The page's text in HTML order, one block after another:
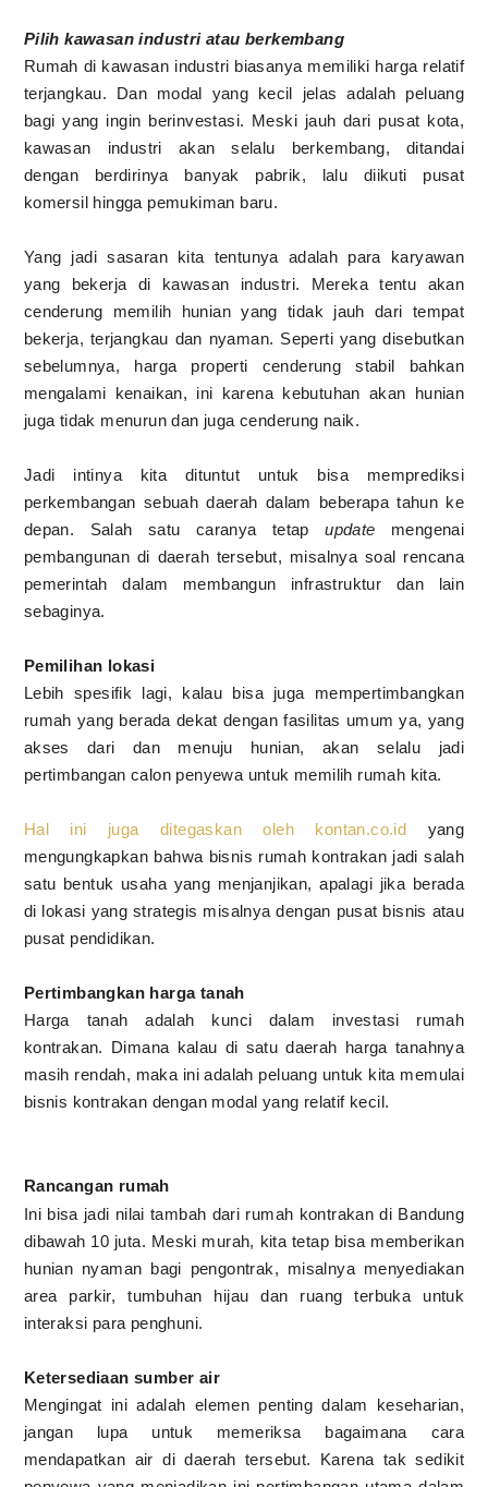
Pilih kawasan industri atau berkembang
Rumah di kawasan industri biasanya memiliki harga relatif
terjangkau. Dan modal yang kecil jelas adalah peluang
bagi yang ingin berinvestasi. Meski jauh dari pusat kota,
kawasan industri akan selalu berkembang, ditandai
dengan berdirinya banyak pabrik, lalu diikuti pusat
komersil hingga pemukiman baru.
Yang jadi sasaran kita tentunya adalah para karyawan
yang bekerja di kawasan industri. Mereka tentu akan
cenderung memilih hunian yang tidak jauh dari tempat
bekerja, terjangkau dan nyaman. Seperti yang disebutkan
sebelumnya, harga properti cenderung stabil bahkan
mengalami kenaikan, ini karena kebutuhan akan hunian
juga tidak menurun dan juga cenderung naik.
Jadi intinya kita dituntut untuk bisa memprediksi
perkembangan sebuah daerah dalam beberapa tahun ke
depan. Salah satu caranya tetapupdate mengenai
pembangunan di daerah tersebut, misalnya soal rencana
pemerintah dalam membangun infrastruktur dan lain
sebaginya.
Pemilihan lokasi
Lebih spesifik lagi, kalau bisa juga mempertimbangkan
rumah yang berada dekat dengan fasilitas umum ya, yang
akses dari dan menuju hunian, akan selalu jadi
pertimbangan calon penyewa untuk memilih rumah kita.
Hal ini juga ditegaskan oleh kontan.co.id yang
mengungkapkan bahwa bisnis rumah kontrakan jadi salah
satu bentuk usaha yang menjanjikan, apalagi jika berada
di lokasi yang strategis misalnya dengan pusat bisnis atau
pusat pendidikan.
Pertimbangkan harga tanah
Harga tanah adalah kunci dalam investasi rumah
kontrakan. Dimana kalau di satu daerah harga tanahnya
masih rendah, maka ini adalah peluang untuk kita memulai
bisnis kontrakan dengan modal yang relatif kecil.
Rancangan rumah
Ini bisa jadi nilai tambah dari rumah kontrakan di Bandung
dibawah 10 juta. Meski murah, kita tetap bisa memberikan
hunian nyaman bagi pengontrak, misalnya menyediakan
area parkir, tumbuhan hijau dan ruang terbuka untuk
interaksi para penghuni.
Ketersediaan sumber air
Mengingat ini adalah elemen penting dalam keseharian,
jangan lupa untuk memeriksa bagaimana cara
mendapatkan air di daerah tersebut. Karena tak sedikit